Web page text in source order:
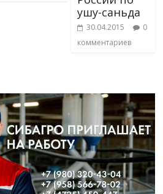
ушу-саньда
30.04.2015
0
комментариев